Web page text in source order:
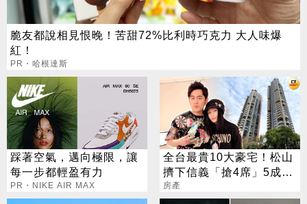
脆友都說相見恨晚！苦甜72%比利時巧克力 大人味爆
紅！
PR・哈根達斯
踩著空氣，邁向極限，讓
每一步都輕盈有力
PR・NIKE AIR MAX
全台最貴10大豪宅！松山
擠下信義「搶4席」5成豪
客不貸款
房產